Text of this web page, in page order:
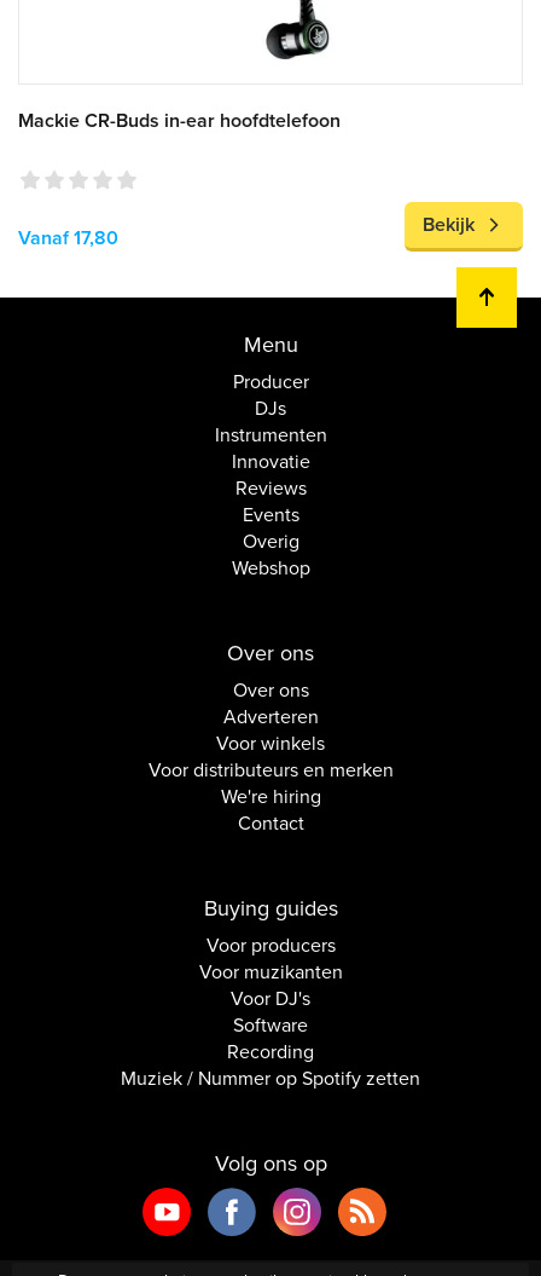
Mackie CR-Buds in-ear hoofdtelefoon
Vanaf 17,80
Bekijk
Menu
Producer
DJs
Instrumenten
Innovatie
Reviews
Events
Overig
Webshop
Over ons
Over ons
Adverteren
Voor winkels
Voor distributeurs en merken
We're hiring
Contact
Buying guides
Voor producers
Voor muzikanten
Voor DJ's
Software
Recording
Muziek / Nummer op Spotify zetten
Volg ons op